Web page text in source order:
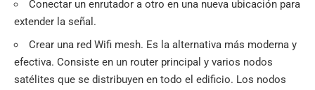
Conectar un enrutador a otro en una nueva ubicación para
extender la señal.
Crear una red Wifi mesh. Es la alternativa más moderna y
efectiva. Consiste en un router principal y varios nodos
satélites que se distribuyen en todo el edificio. Los nodos